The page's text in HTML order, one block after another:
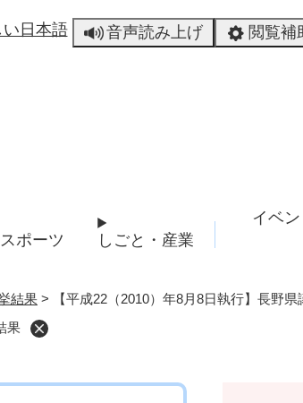
日本語 音声読み上げ 閲覧補
ポーツ しごと・産業
イベン
結果 > 【平成22（2010）年8月8日執行】長野
果